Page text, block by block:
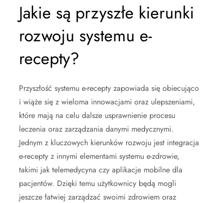
Jakie są przyszłe kierunki
rozwoju systemu e-
recepty?
Przyszłość systemu e-recepty zapowiada się obiecująco
i wiąże się z wieloma innowacjami oraz ulepszeniami,
które mają na celu dalsze usprawnienie procesu
leczenia oraz zarządzania danymi medycznymi.
Jednym z kluczowych kierunków rozwoju jest integracja
e-recepty z innymi elementami systemu e-zdrowie,
takimi jak telemedycyna czy aplikacje mobilne dla
pacjentów. Dzięki temu użytkownicy będą mogli
jeszcze łatwiej zarządzać swoimi zdrowiem oraz